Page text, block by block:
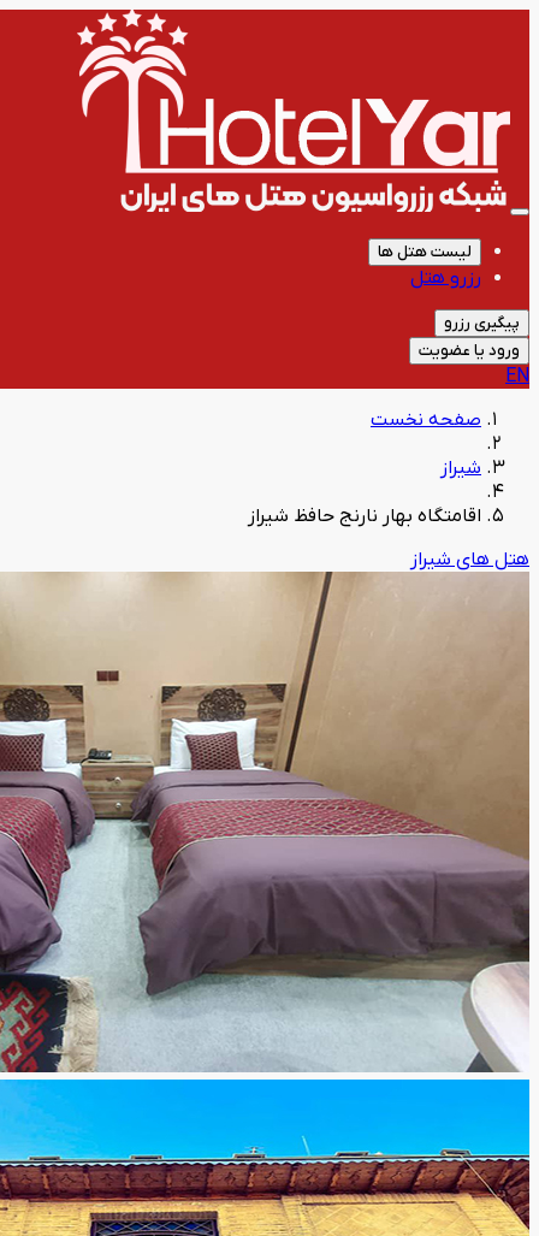
لیست هتل ها
رزرو هتل
پیگیری رزرو
ورود یا عضویت
EN
صفحه نخست
شیراز
اقامتگاه بهار نارنج حافظ شیراز
هتل های شیراز